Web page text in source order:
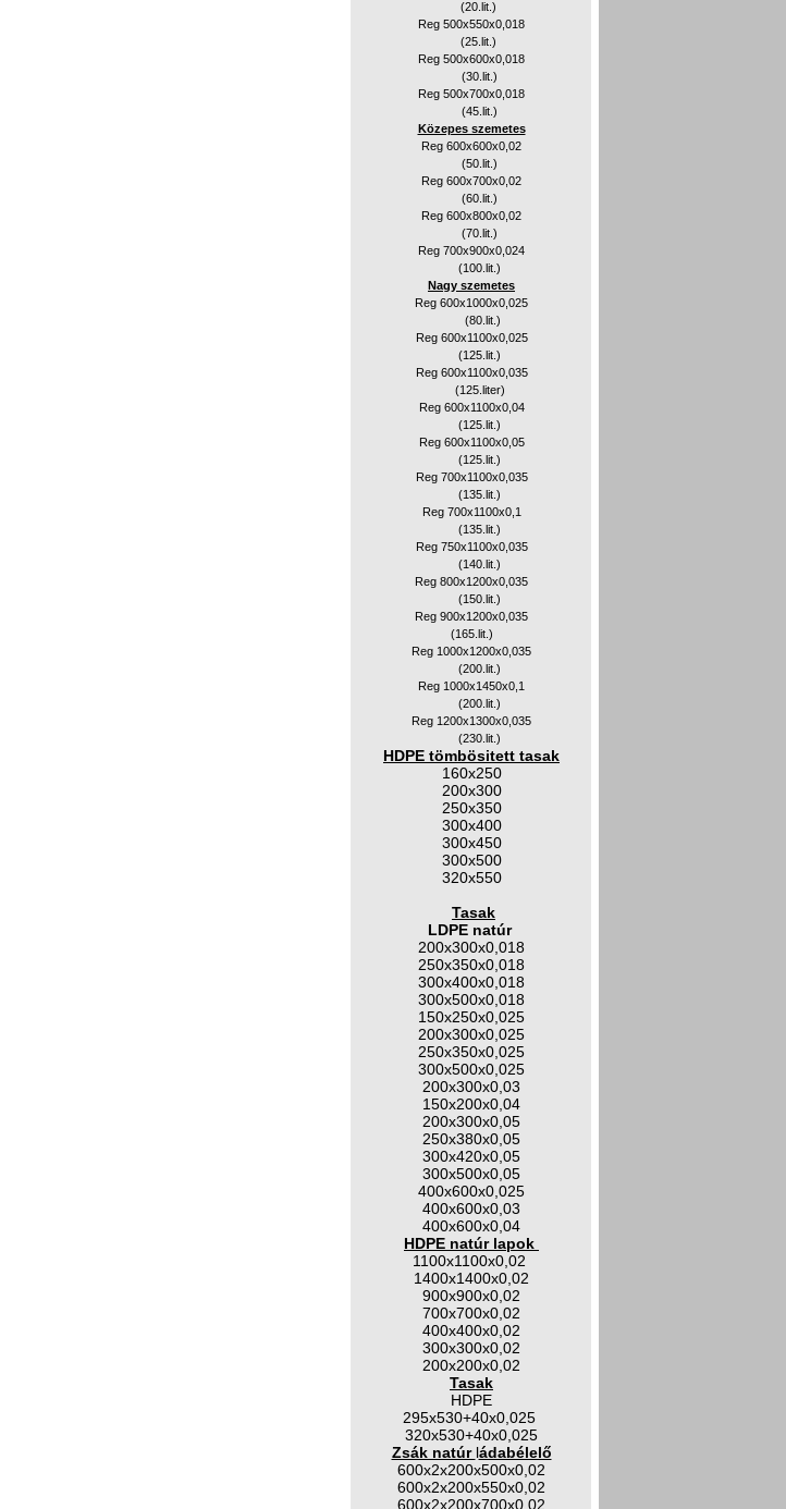
(20.lit.)
Reg 500x550x0,018
(25.lit.)
Reg 500x600x0,018
(30.lit.)
Reg 500x700x0,018
(45.lit.)
Közepes szemetes
Reg 600x600x0,02
(50.lit.)
Reg 600x700x0,02
(60.lit.)
Reg 600x800x0,02
(70.lit.)
Reg 700x900x0,024
(100.lit.)
Nagy szemetes
Reg 600x1000x0,025
(80.lit.)
Reg 600x1100x0,025
(125.lit.)
Reg 600x1100x0,035
(125.liter)
Reg 600x1100x0,04
(125.lit.)
Reg 600x1100x0,05
(125.lit.)
Reg 700x1100x0,035
(135.lit.)
Reg 700x1100x0,1
(135.lit.)
Reg 750x1100x0,035
(140.lit.)
Reg 800x1200x0,035
(150.lit.)
Reg 900x1200x0,035
(165.lit.)
Reg 1000x1200x0,035
(200.lit.)
Reg 1000x1450x0,1
(200.lit.)
Reg 1200x1300x0,035
(230.lit.)
HDPE tömbösitett tasak
160x250
200x300
250x350
300x400
300x450
300x500
320x550
Tasak
LDPE natúr
200x300x0,018
250x350x0,018
300x400x0,018
300x500x0,018
150x250x0,025
200x300x0,025
250x350x0,025
300x500x0,025
200x300x0,03
150x200x0,04
200x300x0,05
250x380x0,05
300x420x0,05
300x500x0,05
400x600x0,025
400x600x0,03
400x600x0,04
HDPE natúr lapok
1100x1100x0,02
1400x1400x0,02
900x900x0,02
700x700x0,02
400x400x0,02
300x300x0,02
200x200x0,02
Tasak
HDPE
295x530+40x0,025
320x530+40x0,025
Zsák natúr ládabélelő
600x2x200x500x0,02
600x2x200x550x0,02
600x2x200x700x0,02